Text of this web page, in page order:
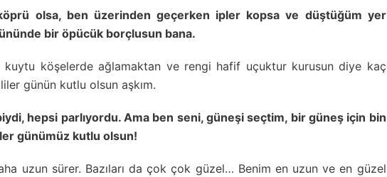
olsa, ben üzerinden geçerken ipler kopsa ve düştüğüm yer
bir öpücük borçlusun bana.
kuytu köşelerde ağlamaktan ve rengi hafif uçuktur kurusun diye kaç
günün kutlu olsun aşkım.
hepsi parlıyordu. Ama ben seni, güneşi seçtim, bir güneş için bin
günümüz kutlu olsun!
uzun sürer. Bazıları da çok çok güzel… Benim en uzun ve en güzel